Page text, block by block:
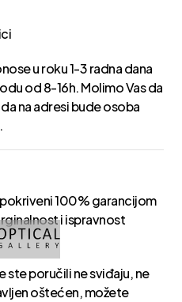
u roku 1-3 radna dana
od 8-16h. Molimo Vas da
na adresi bude osoba
100% garancijom
i ispravnost
ste poručili ne sviđaju, ne
oštećen, možete